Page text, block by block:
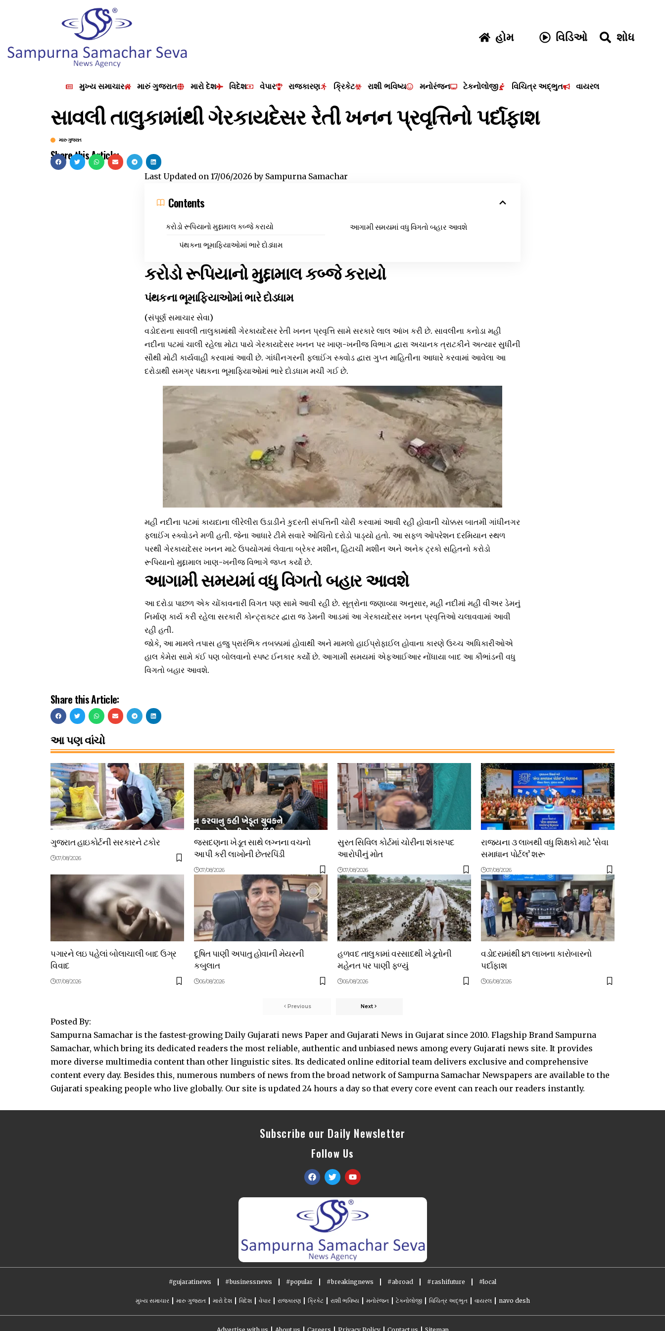
હોમ વિડિઓ શોધ
મુખ્ય સમાચાર મારું ગુજરાત મારો દેશ વિદેશ વેપાર રાજકારણ ક્રિકેટ રાશી ભવિષ્ય મનોરંજન ટેકનોલોજી વિચિત્ર અદ્ભુત વાયરલ
સાવલી તાલુકામાંથી ગેરકાયદેસર રેતી ખનન પ્રવૃત્તિનો પર્દાફાશ
મારુ ગુજરાત
Share this Article:
Last Updated on 17/06/2026 by Sampurna Samachar
Contents
કરોડો રૂપિયાનો મુદ્દામાલ કબ્જે કરાયો
પંથકના ભૂમાફિયાઓમાં ભારે દોડધામ
આગામી સમયમાં વધુ વિગતો બહાર આવશે
કરોડો રૂપિયાનો મુદ્દામાલ કબ્જે કરાયો
પંથકના ભૂમાફિયાઓમાં ભારે દોડધામ
(સંપૂર્ણ સમાચાર સેવા)
વડોદરાના સાવલી તાલુકામાંથી ગેરકાયદેસર રેતી ખનન પ્રવૃત્તિ સામે સરકારે લાલ આંખ કરી છે. સાવલીના કનોડા મહી
નદીના પટમાં ચાલી રહેલા મોટા પાયે ગેરકાયદેસર ખનન પર ખાણ-ખનીજ વિભાગ દ્વારા અચાનક ત્રાટકીને અત્યાર સુધીની
સૌથી મોટી કાર્યવાહી કરવામાં આવી છે. ગાંધીનગરની ફ્લાઈંગ સ્ક્વોડ દ્વારા ગુપ્ત માહિતીના આધારે કરવામાં આવેલા આ
દરોડાથી સમગ્ર પંથકના ભૂમાફિયાઓમાં ભારે દોડધામ મચી ગઈ છે.
મહી નદીના પટમાં કાયદાના લીરેલીરા ઉડાડીને કુદરતી સંપત્તિની ચોરી કરવામાં આવી રહી હોવાની ચોક્કસ બાતમી ગાંધીનગર
ફ્લાઈંગ સ્ક્વોડને મળી હતી. જેના આધારે ટીમે સવારે ઓચિંતો દરોડો પાડ્યો હતો. આ સફળ ઓપરેશન દરમિયાન સ્થળ
પરથી ગેરકાયદેસર ખનન માટે ઉપયોગમાં લેવાતા બ્રેકર મશીન, હિટાચી મશીન અને અનેક ટ્રકો સહિતનો કરોડો
રૂપિયાનો મુદ્દામાલ ખાણ-ખનીજ વિભાગે જપ્ત કર્યો છે.
આગામી સમયમાં વધુ વિગતો બહાર આવશે
આ દરોડા પાછળ એક ચોંકાવનારી વિગત પણ સામે આવી રહી છે. સૂત્રોના જણાવ્યા અનુસાર, મહી નદીમાં મહી વીઅર ડેમનું
નિર્માણ કાર્ય કરી રહેલા સરકારી કોન્ટ્રાક્ટર દ્વારા જ ડેમની આડમાં આ ગેરકાયદેસર ખનન પ્રવૃત્તિઓ ચલાવવામાં આવી
રહી હતી.
જોકે, આ મામલે તપાસ હજુ પ્રારંભિક તબક્કામાં હોવાથી અને મામલો હાઈપ્રોફાઈલ હોવાના કારણે ઉચ્ચ અધિકારીઓએ
હાલ કેમેરા સામે કંઈ પણ બોલવાનો સ્પષ્ટ ઈનકાર કર્યો છે. આગામી સમયમાં એફઆઈઆર નોંધાયા બાદ આ કૌભાંડની વધુ
વિગતો બહાર આવશે.
Share this Article:
આ પણ વાંચો
ગુજરાત હાઇકોર્ટની સરકારને ટકોર
07/08/2026
જસદણના ખેડૂત સાથે લગ્નના વચનો
આપી કરી લાખોની છેતરપિંડી
07/08/2026
સુરત સિવિલ કોર્ટમાં ચોરીના શંકાસ્પદ
આરોપીનું મોત
07/08/2026
રાજ્યના ૩ લાખથી વધુ શિક્ષકો માટે ‘સેવા
સમાધાન પોર્ટલ’ શરૂ
07/08/2026
પગારને લઇ પહેલાં બોલાચાલી બાદ ઉગ્ર
વિવાદ
07/08/2026
દૂષિત પાણી અપાતુ હોવાની મેયરની
કબુલાત
06/08/2026
હળવદ તાલુકામાં વરસાદથી ખેડૂતોની
મહેનત પર પાણી ફળ્યું
06/08/2026
વડોદરામાંથી ૪૧ લાખના કારોબારનો
પર્દાફાશ
06/08/2026
Previous Next
Posted By:
Sampurna Samachar is the fastest-growing Daily Gujarati news Paper and Gujarati News in Gujarat since 2010. Flagship Brand Sampurna
Samachar, which bring its dedicated readers the most reliable, authentic and unbiased news among every Gujarati news site. It provides
more diverse multimedia content than other linguistic sites. Its dedicated online editorial team delivers exclusive and comprehensive
content every day. Besides this, numerous numbers of news from the broad network of Sampurna Samachar Newspapers are available to the
Gujarati speaking people who live globally. Our site is updated 24 hours a day so that every core event can reach our readers instantly.
Subscribe our Daily Newsletter
Follow Us
#gujaratinews #businessnews #popular #breakingnews #abroad #rashifuture #local
મુખ્ય સમાચાર મારુ ગુજરાત મારો દેશ વિદેશ વેપાર રાજકારણ ક્રિકેટ રાશી ભવિષ્ય મનોરંજન ટેકનોલોજી વિચિત્ર અદ્ભુત વાયરલ navo desh